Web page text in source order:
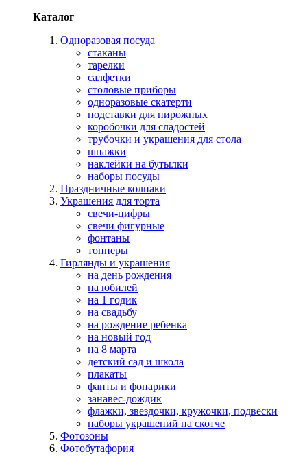
Каталог
Одноразовая посуда
стаканы
тарелки
салфетки
столовые приборы
одноразовые скатерти
подставки для пирожных
коробочки для сладостей
трубочки и украшения для стола
шпажки
наклейки на бутылки
наборы посуды
Праздничные колпаки
Украшения для торта
свечи-цифры
свечи фигурные
фонтаны
топперы
Гирлянды и украшения
на день рождения
на юбилей
на 1 годик
на свадьбу
на рождение ребенка
на новый год
на 8 марта
детский сад и школа
плакаты
фанты и фонарики
занавес-дождик
флажки, звездочки, кружочки, подвески
наборы украшений на скотче
Фотозоны
Фотобутафория